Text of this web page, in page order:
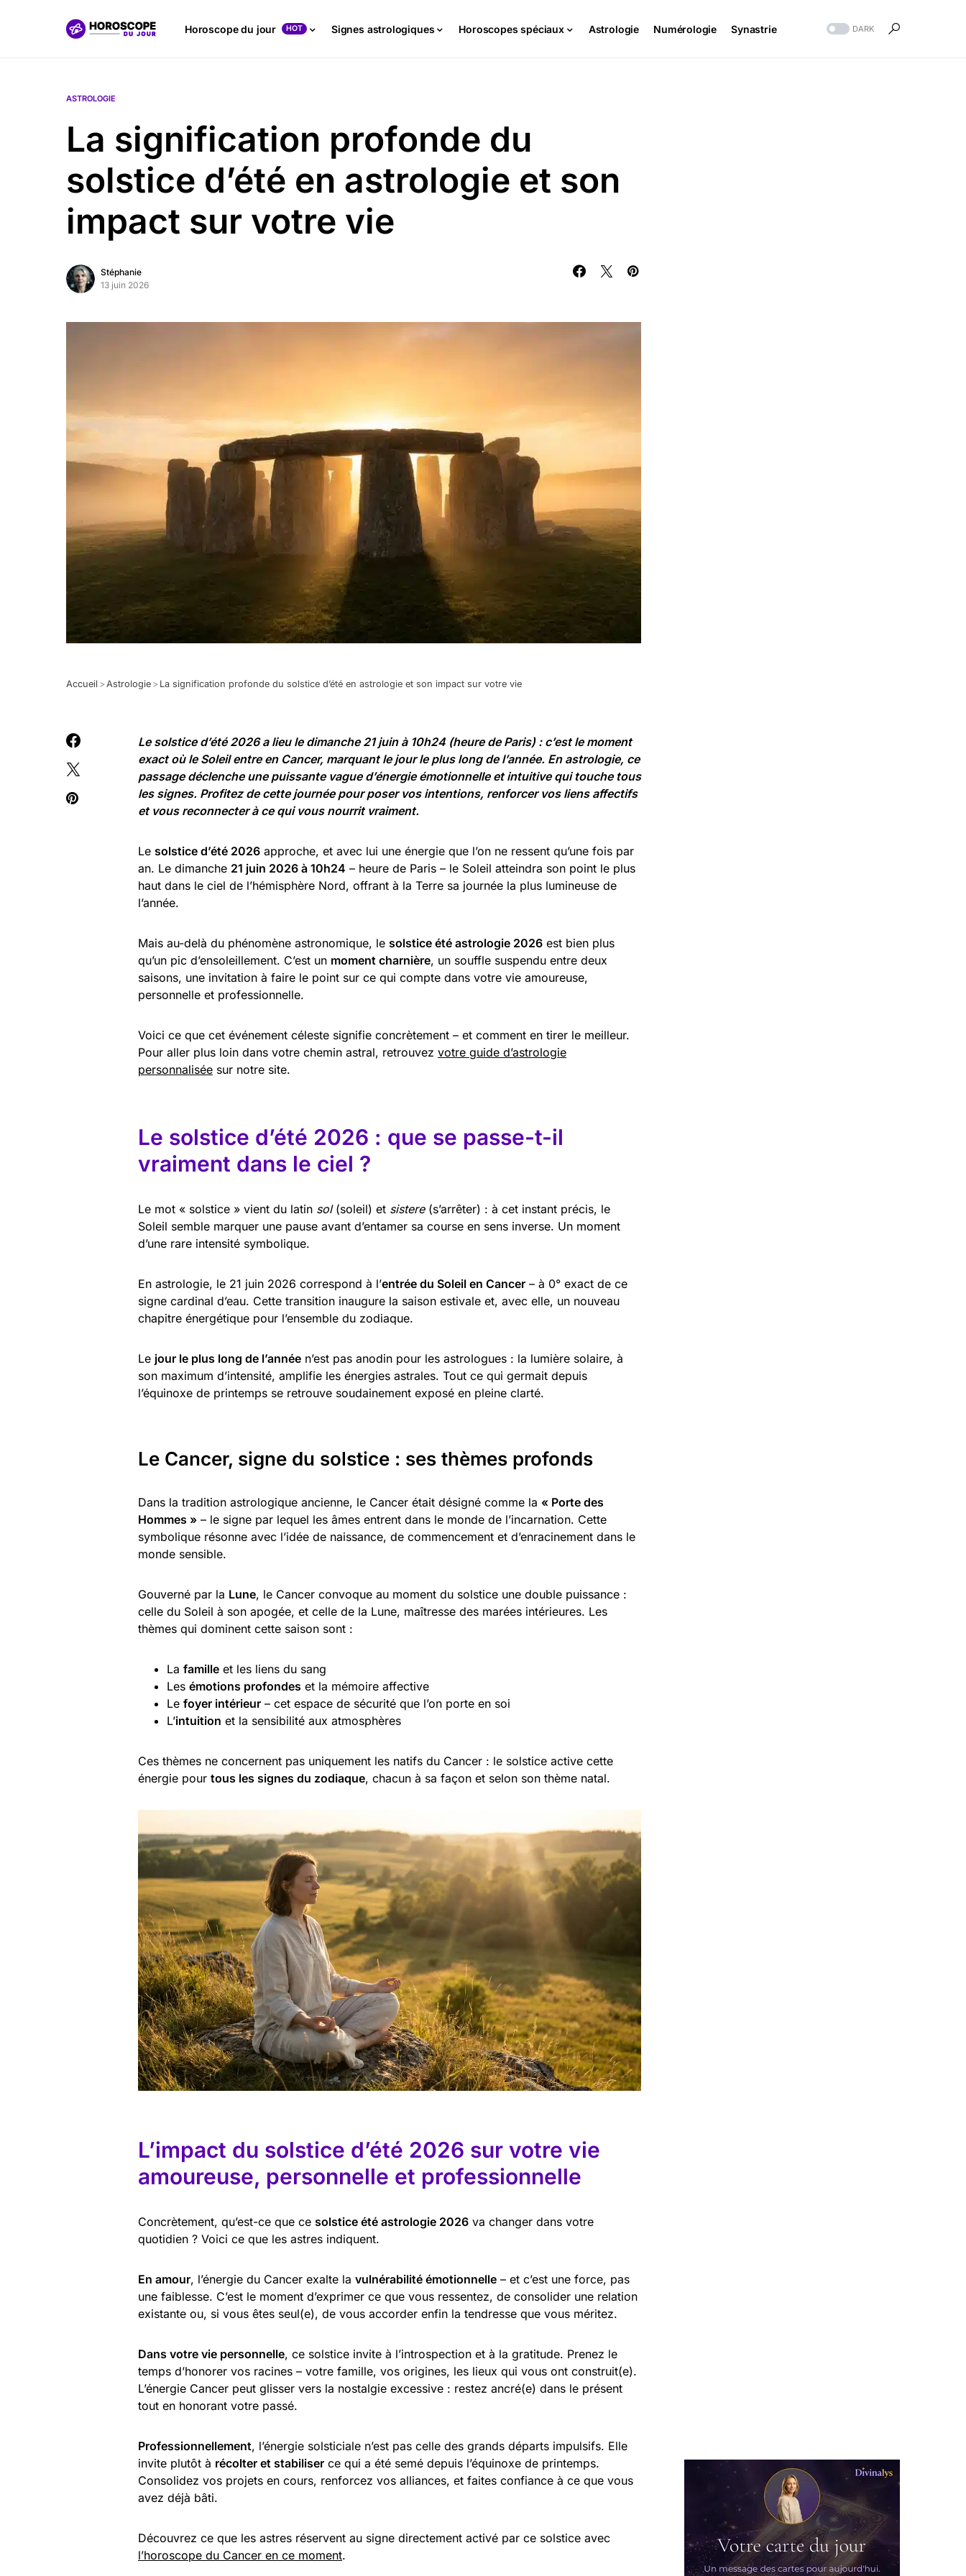
Horoscope du jour HOT Signes astrologiques Horoscopes spéciaux Astrologie Numérologie Synastrie DARK
ASTROLOGIE
La signification profonde du
solstice d’été en astrologie et son
impact sur votre vie
Stéphanie
13 juin 2026
Accueil >Astrologie > La signification profonde du solstice d’été en astrologie et son impact sur votre vie
Le solstice d’été 2026 a lieu le dimanche 21 juin à 10h24 (heure de Paris) : c’est le moment
exact où le Soleil entre en Cancer, marquant le jour le plus long de l’année. En astrologie, ce
passage déclenche une puissante vague d’énergie émotionnelle et intuitive qui touche tous
les signes. Profitez de cette journée pour poser vos intentions, renforcer vos liens affectifs
et vous reconnecter à ce qui vous nourrit vraiment.
Le solstice d’été 2026 approche, et avec lui une énergie que l’on ne ressent qu’une fois par
an. Le dimanche 21 juin 2026 à 10h24 – heure de Paris – le Soleil atteindra son point le plus
haut dans le ciel de l’hémisphère Nord, offrant à la Terre sa journée la plus lumineuse de
l’année.
Mais au-delà du phénomène astronomique, le solstice été astrologie 2026 est bien plus
qu’un pic d’ensoleillement. C’est un moment charnière, un souffle suspendu entre deux
saisons, une invitation à faire le point sur ce qui compte dans votre vie amoureuse,
personnelle et professionnelle.
Voici ce que cet événement céleste signifie concrètement – et comment en tirer le meilleur.
Pour aller plus loin dans votre chemin astral, retrouvez votre guide d’astrologie
personnalisée sur notre site.
Le solstice d’été 2026 : que se passe-t-il
vraiment dans le ciel ?
Le mot « solstice » vient du latin sol(soleil) et sistere(s’arrêter) : à cet instant précis, le
Soleil semble marquer une pause avant d’entamer sa course en sens inverse. Un moment
d’une rare intensité symbolique.
En astrologie, le 21 juin 2026 correspond à l’entrée du Soleil en Cancer – à 0° exact de ce
signe cardinal d’eau. Cette transition inaugure la saison estivale et, avec elle, un nouveau
chapitre énergétique pour l’ensemble du zodiaque.
Le jour le plus long de l’année n’est pas anodin pour les astrologues : la lumière solaire, à
son maximum d’intensité, amplifie les énergies astrales. Tout ce qui germait depuis
l’équinoxe de printemps se retrouve soudainement exposé en pleine clarté.
Le Cancer, signe du solstice : ses thèmes profonds
Dans la tradition astrologique ancienne, le Cancer était désigné comme la « Porte des
Hommes » – le signe par lequel les âmes entrent dans le monde de l’incarnation. Cette
symbolique résonne avec l’idée de naissance, de commencement et d’enracinement dans le
monde sensible.
Gouverné par la Lune, le Cancer convoque au moment du solstice une double puissance :
celle du Soleil à son apogée, et celle de la Lune, maîtresse des marées intérieures. Les
thèmes qui dominent cette saison sont :
La famille et les liens du sang
Les émotions profondes et la mémoire affective
Le foyer intérieur – cet espace de sécurité que l’on porte en soi
L’intuition et la sensibilité aux atmosphères
Ces thèmes ne concernent pas uniquement les natifs du Cancer : le solstice active cette
énergie pour tous les signes du zodiaque, chacun à sa façon et selon son thème natal.
L’impact du solstice d’été 2026 sur votre vie
amoureuse, personnelle et professionnelle
Concrètement, qu’est-ce que ce solstice été astrologie 2026 va changer dans votre
quotidien ? Voici ce que les astres indiquent.
En amour, l’énergie du Cancer exalte la vulnérabilité émotionnelle – et c’est une force, pas
une faiblesse. C’est le moment d’exprimer ce que vous ressentez, de consolider une relation
existante ou, si vous êtes seul(e), de vous accorder enfin la tendresse que vous méritez.
Dans votre vie personnelle, ce solstice invite à l’introspection et à la gratitude. Prenez le
temps d’honorer vos racines – votre famille, vos origines, les lieux qui vous ont construit(e).
L’énergie Cancer peut glisser vers la nostalgie excessive : restez ancré(e) dans le présent
tout en honorant votre passé.
Professionnellement, l’énergie solsticiale n’est pas celle des grands départs impulsifs. Elle
invite plutôt à récolter et stabiliser ce qui a été semé depuis l’équinoxe de printemps.
Consolidez vos projets en cours, renforcez vos alliances, et faites confiance à ce que vous
avez déjà bâti.
Découvrez ce que les astres réservent au signe directement activé par ce solstice avec
l’horoscope du Cancer en ce moment.